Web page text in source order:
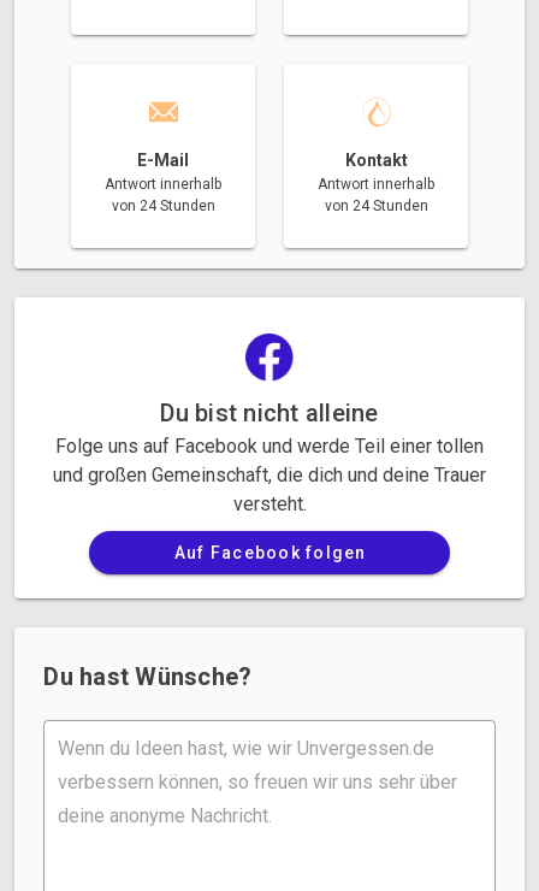
E-Mail
Antwort innerhalb
von 24 Stunden
Kontakt
Antwort innerhalb
von 24 Stunden
Du bist nicht alleine
Folge uns auf Facebook und werde Teil einer tollen
und großen Gemeinschaft, die dich und deine Trauer
versteht.
Auf Facebook folgen
Du hast Wünsche?